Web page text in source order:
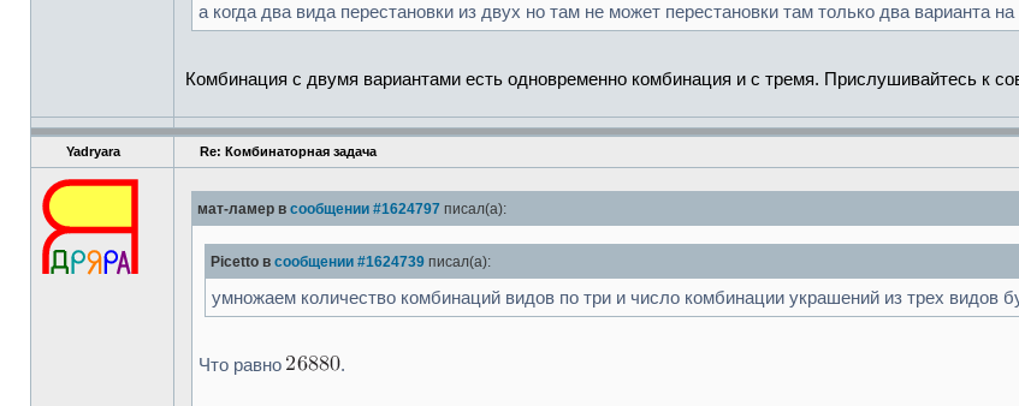
а когда два вида перестановки из двух но там не может перестановки там только два варианта
Комбинация с двумя вариантами есть одновременно комбинация и с тремя. Прислушивайтесь к
Yadryara Re: Комбинаторная задача
мат-ламер в сообщении #1624797 писал(а):
Picetto в сообщении #1624739 писал(а):
умножаем количество комбинаций видов по три и число комбинации украшений из трех видов
Что равно .